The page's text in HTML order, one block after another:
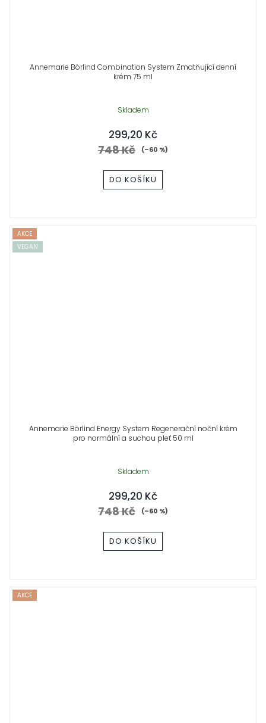
Annemarie Börlind Combination System Zmatňující denní
krém 75 ml
Skladem
299,20 Kč
748 Kč (–60 %)
DO KOŠÍKU
AKCE
VEGAN
Annemarie Börlind Energy System Regenerační noční krém
pro normální a suchou pleť 50 ml
Skladem
299,20 Kč
748 Kč (–60 %)
DO KOŠÍKU
AKCE